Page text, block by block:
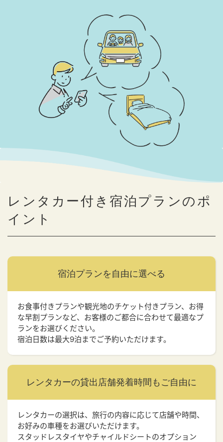
レンタカー付き宿泊プランのポ
イント
宿泊プランを 自由に選べる
お食事付きプランや観光地のチケット付きプラン、お得
な早割プランなど、お客様のご都合に合わせて最適なプ
ランをお選びください。
宿泊日数は最大9泊までご予約いただけます。
レンタカーの貸出店舗発着時間もご自由に
レンタカーの選択は、旅行の内容に応じて店舗や時間、
お好みの車種をお選びいただけます。
スタッドレスタイヤやチャイルドシートのオプション